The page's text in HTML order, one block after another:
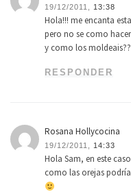
19/12/2011, 13:38
Hola!!! me encanta
pero no se como
y como los
RESPONDER
Rosana Hollycocina
19/12/2011, 14:33
Hola Sam, en este
como las orejas